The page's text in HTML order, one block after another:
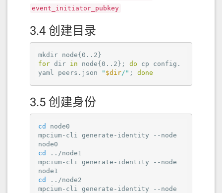
event_initiator_pubkey
3.4 创建目录
for dir in node{0..2}; do cp config.
yaml peers.json
" $dir/" ; done
3.5 创建身份
cd
node0
mpcium-cli generate-identity --node
cd
../node1
mpcium-cli generate-identity --node
cd
../node2
mpcium-cli generate-identity --node